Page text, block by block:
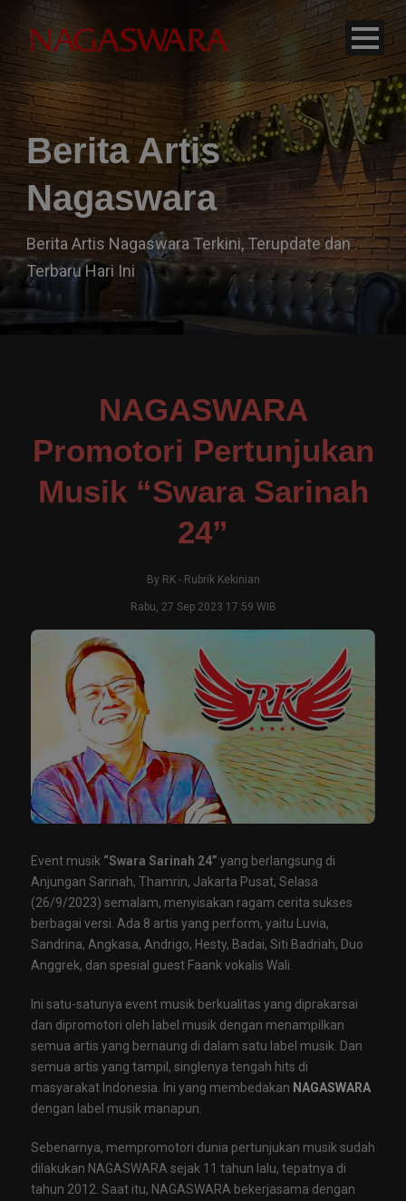
Berita Artis
Nagaswara
Berita Artis Nagaswara Terkini, Terupdate dan
Terbaru Hari Ini
NAGASWARA
Promotori Pertunjukan
Musik “Swara Sarinah
24”
By RK- Rubrik Kekinian
Rabu, 27 Sep 2023 17:59 WIB
Event musik “Swara Sarinah 24” yang berlangsung di
Anjungan Sarinah, Thamrin, Jakarta Pusat, Selasa
(26/9/2023) semalam, menyisakan ragam cerita sukses
berbagai versi. Ada 8 artis yang perform, yaitu Luvia,
Sandrina, Angkasa, Andrigo, Hesty, Badai, Siti Badriah, Duo
Anggrek, dan spesial guest Faank vokalis Wali.
Ini satu-satunya event musik berkualitas yang diprakarsai
dan dipromotori oleh label musik dengan menampilkan
semua artis yang bernaung di dalam satu label musik. Dan
semua artis yang tampil, singlenya tengah hits di
masyarakat Indonesia. Ini yang membedakan NAGASWARA
dengan label musik manapun.
Sebenarnya, mempromotori dunia pertunjukan musik sudah
dilakukan NAGASWARA sejak 11 tahun lalu, tepatnya di
tahun 2012. Saat itu, NAGASWARA bekerjasama dengan
modal-check